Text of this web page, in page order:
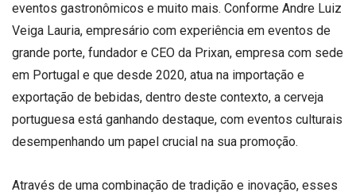
eventos gastronômicos e muito mais. Conforme Andre Luiz
Veiga Lauria, empresário com experiência em eventos de
grande porte, fundador e CEO da Prixan, empresa com sede
em Portugal e que desde 2020, atua na importação e
exportação de bebidas, dentro deste contexto, a cerveja
portuguesa está ganhando destaque, com eventos culturais
desempenhando um papel crucial na sua promoção.
Através de uma combinação de tradição e inovação, esses